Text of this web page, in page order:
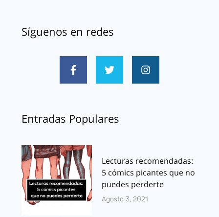
Síguenos en redes
Entradas Populares
Lecturas recomendadas:
5 cómics picantes que no
puedes perderte
Agosto 3, 2021